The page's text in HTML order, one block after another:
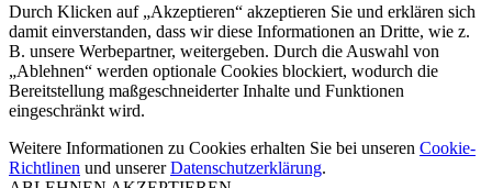
Durch Klicken auf „Akzeptieren“ akzeptieren Sie und erklären sich
damit einverstanden, dass wir diese Informationen an Dritte, wie z.
B. unsere Werbepartner, weitergeben. Durch die Auswahl von
„Ablehnen“ werden optionale Cookies blockiert, wodurch die
Bereitstellung maßgeschneiderter Inhalte und Funktionen
eingeschränkt wird.
Weitere Informationen zu Cookies erhalten Sie bei unseren Cookie-
Richtlinen und unsererDatenschutzerklärung.